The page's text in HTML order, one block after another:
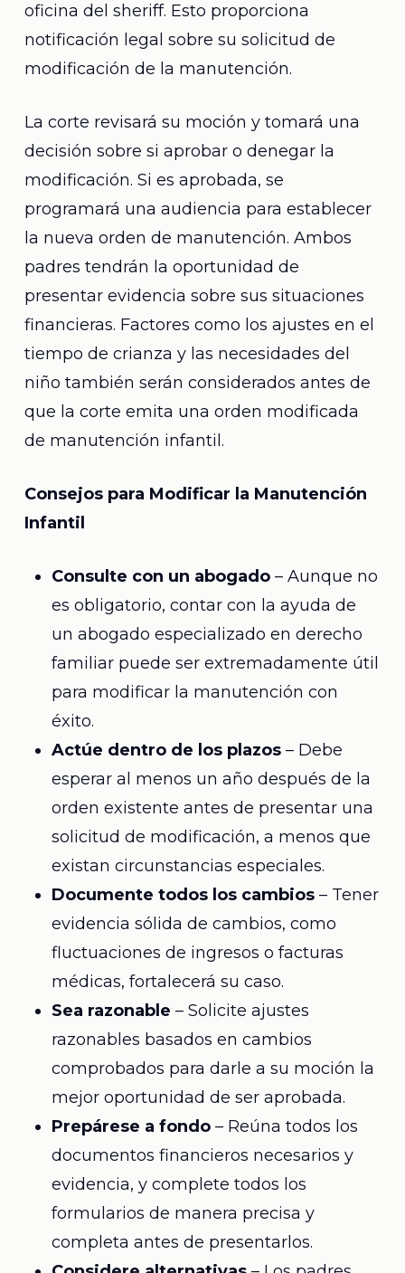
oficina del sheriff. Esto proporciona
notificación legal sobre su solicitud de
modificación de la manutención.
La corte revisará su moción y tomará una
decisión sobre si aprobar o denegar la
modificación. Si es aprobada, se
programará una audiencia para establecer
la nueva orden de manutención. Ambos
padres tendrán la oportunidad de
presentar evidencia sobre sus situaciones
financieras. Factores como los ajustes en el
tiempo de crianza y las necesidades del
niño también serán considerados antes de
que la corte emita una orden modificada
de manutención infantil.
Consejos para Modificar la Manutención
Infantil
Consulte con un abogado– Aunque no
es obligatorio, contar con la ayuda de
un abogado especializado en derecho
familiar puede ser extremadamente útil
para modificar la manutención con
éxito.
Actúe dentro de los plazos– Debe
esperar al menos un año después de la
orden existente antes de presentar una
solicitud de modificación, a menos que
existan circunstancias especiales.
Documente todos los cambios– Tener
evidencia sólida de cambios, como
fluctuaciones de ingresos o facturas
médicas, fortalecerá su caso.
Sea razonable – Solicite ajustes
razonables basados en cambios
comprobados para darle a su moción la
mejor oportunidad de ser aprobada.
Prepárese a fondo– Reúna todos los
documentos financieros necesarios y
evidencia, y complete todos los
formularios de manera precisa y
completa antes de presentarlos.